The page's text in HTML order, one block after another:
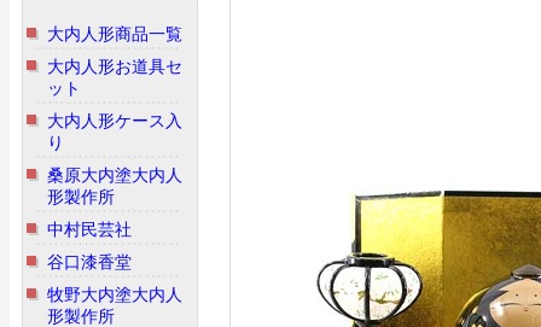
大内人形商品一覧
大内人形お道具セ
ット
大内人形ケース入
り
桑原大内塗大内人
形製作所
中村民芸社
谷口漆香堂
牧野大内塗大内人
形製作所